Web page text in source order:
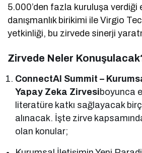
5.000’den fazla kuruluşa verdiği
danışmanlık birikimi ile Virgio
yetkinliği, bu zirvede sinerji
Zirvede Neler
ConnectAI Summit –
Yapay Zeka Zirvesiboyunca
literatüre katkı sağlayacak
alınacak. İşte zirve
olan konular;